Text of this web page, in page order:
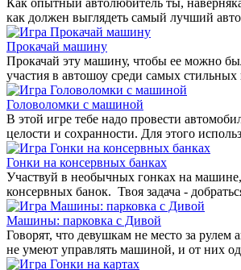
как должен выглядеть самый лучший
Прокачай машину
Прокачай эту машину, чтобы ее можно
участия в автошоу среди самых
Головоломки с машиной
В этой игре тебе надо провести
целости и сохранности. Для этого
Гонки на консервных банках
Участвуй в необычных гонках на
консервных банок. Твоя задача -
Машины: парковка с Дивой
Говорят, что девушкам не место за рулем
не умеют управлять машиной, и от них